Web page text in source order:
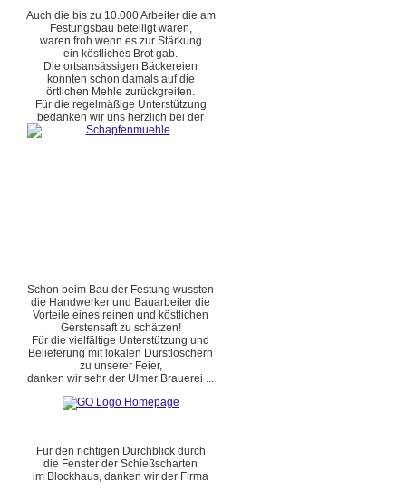
Auch die bis zu 10.000 Arbeiter die am
Festungsbau beteiligt waren,
waren froh wenn es zur Stärkung
ein köstliches Brot gab.
Die ortsansässigen Bäckereien
konnten schon damals auf die
örtlichen Mehle zurückgreifen.
Für die regelmäßige Unterstützung
bedanken wir uns herzlich bei der
Schon beim Bau der Festung wussten
die Handwerker und Bauarbeiter die
Vorteile eines reinen und köstlichen
Gerstensaft zu schätzen!
Für die vielfältige Unterstützung und
Belieferung mit lokalen Durstlöschern
zu unserer Feier,
danken wir sehr der Ulmer Brauerei ...
Für den richtigen Durchblick durch
die Fenster der Schießscharten
im Blockhaus, danken wir der Firma